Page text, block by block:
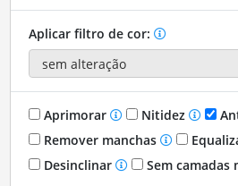
Aplicar filtro de cor:
Aprimorar Nitidez
Remover manchas
Desinclinar
Sem camadas